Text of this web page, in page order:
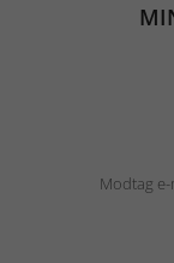
Modtag